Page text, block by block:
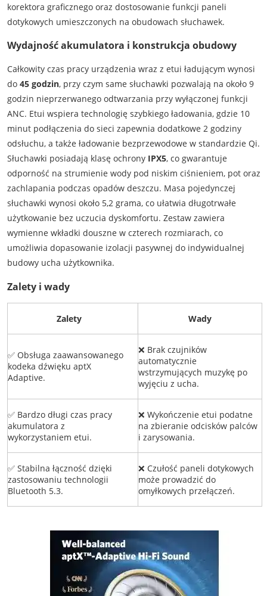
korektora graficznego oraz dostosowanie funkcji paneli
dotykowych umieszczonych na obudowach słuchawek.
Wydajność akumulatora i konstrukcja obudowy
Całkowity czas pracy urządzenia wraz z etui ładującym wynosi
do 45 godzin, przy czym same słuchawki pozwalają na około 9
godzin nieprzerwanego odtwarzania przy wyłączonej funkcji
ANC. Etui wspiera technologię szybkiego ładowania, gdzie 10
minut podłączenia do sieci zapewnia dodatkowe 2 godziny
odsłuchu, a także ładowanie bezprzewodowe w standardzie Qi.
Słuchawki posiadają klasę ochrony IPX5, co gwarantuje
odporność na strumienie wody pod niskim ciśnieniem, pot oraz
zachlapania podczas opadów deszczu. Masa pojedynczej
słuchawki wynosi około 5,2 grama, co ułatwia długotrwałe
użytkowanie bez uczucia dyskomfortu. Zestaw zawiera
wymienne wkładki douszne w czterech rozmiarach, co
umożliwia dopasowanie izolacji pasywnej do indywidualnej
budowy ucha użytkownika.
Zalety i wady
Zalety Wady
✅ Obsługa zaawansowanego
kodeka dźwięku aptX
Adaptive.
❌ Brak czujników
automatycznie
wstrzymujących muzykę po
wyjęciu z ucha.
✅ Bardzo długi czas pracy
akumulatora z
wykorzystaniem etui.
❌ Wykończenie etui podatne
na zbieranie odcisków palców
i zarysowania.
✅ Stabilna łączność dzięki
zastosowaniu technologii
Bluetooth 5.3.
❌ Czułość paneli dotykowych
może prowadzić do
omyłkowych przełączeń.